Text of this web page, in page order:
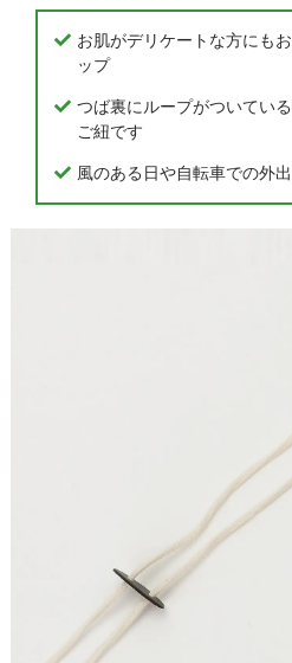
お肌がデリケートな方にも
ップ
つば裏にループがついてい
ご紐です
風のある日や自転車での外